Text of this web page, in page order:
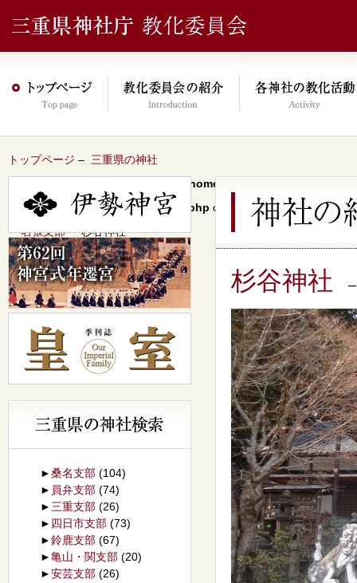
トップページ – 三重県の神社
/home/xs046278/mie-
content/themes/jinja2022/header.php on line
64
–名張支部– 杉谷神社
杉谷神社
►桑名支部 (104)
► 員弁支部 (74)
► 三重支部 (26)
► 四日市支部 (73)
►鈴鹿支部 (67)
►亀山・関支部 (20)
►安芸支部 (26)